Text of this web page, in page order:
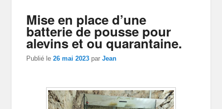
Mise en place d’une
batterie de pousse pour
alevins et ou quarantaine.
Publié le26 mai 2023 parJean